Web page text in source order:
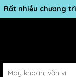
Rất nhiều chương